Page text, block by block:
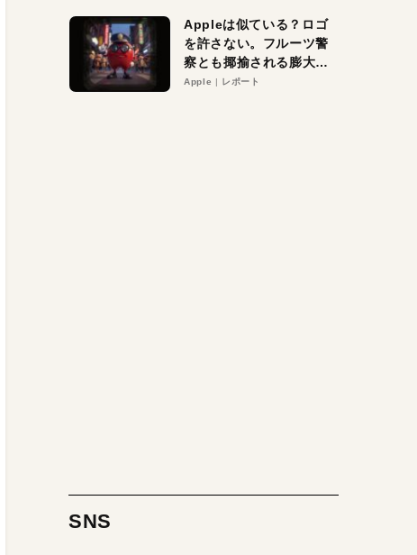
Appleは似ている？ロゴ
を許さない。フルーツ警
察とも揶揄される膨大な
異議申し立て。対象は非
Apple レポート
SNS